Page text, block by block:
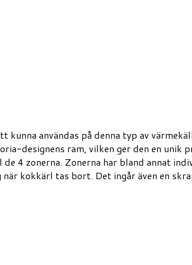
användas på denna typ av
designens ram, vilken ger den en
4 zonerna. Zonerna har bland annat
kokkärl tas bort. Det ingår även en